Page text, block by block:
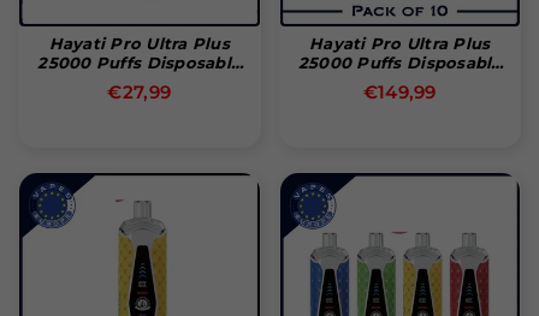
Hayati Pro Ultra Plus
25000 Puffs Disposable
Vape
Normale
€27,99
Hayati Pro Ultra Plus
25000 Puffs Disposable
Vape (Box Of 10)
Normale
€149,99